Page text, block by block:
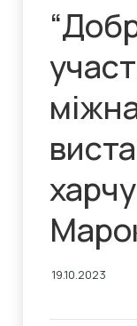
19.10.2023